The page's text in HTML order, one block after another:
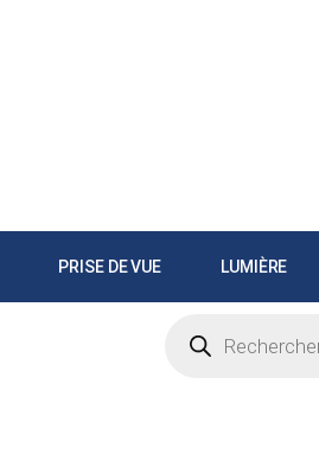
PRISE DE VUE LUMIÈRE